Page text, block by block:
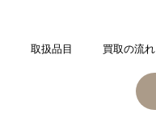
取扱品目 買取の流れ